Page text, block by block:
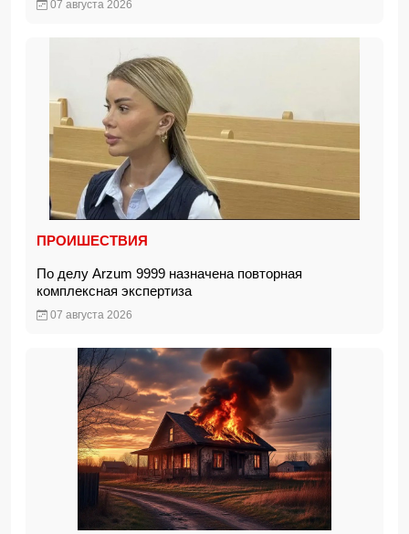
07 августа 2026
ПРОИШЕСТВИЯ
По делу Arzum 9999 назначена повторная
комплексная экспертиза
07 августа 2026